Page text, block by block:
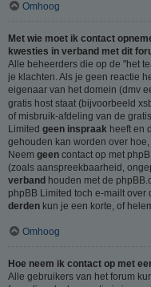
Omhoog
Met wie moet ik contact
kwesties in verband met dit
Alle beheerders die op de "het
je klachten. Als je geen reactie
eigenaar van het domein (dmv
gratis host staat (bijvoorbeeld
of misbruik-afdeling van de
Limited geen inspraak heeft en
gehouden kan worden over
Neem geen contact op met
(zoals aanspreekbaarheid,
verband houden met de
phpBB Limited toch e-mailt over
derden kun je een korte, of
Omhoog
Hoe neem ik contact op met
Alle gebruikers van het forum